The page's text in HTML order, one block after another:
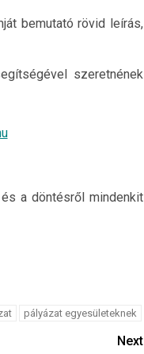
bemutató rövid leírás,
szeretnének
a döntésről mindenkit
pályázat egyesületeknek
Next